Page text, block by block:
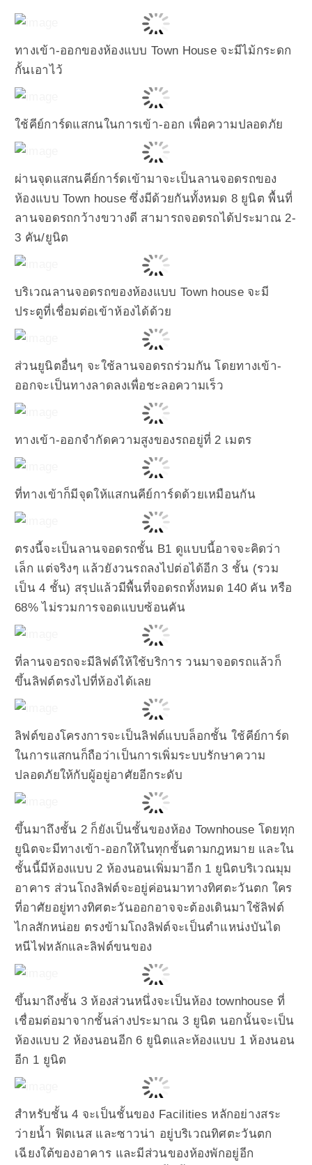
ทางเข้า-ออกของห้องแบบ Town House จะมีไม้กระดก
กั้นเอาไว้
ใช้คีย์การ์ดแสกนในการเข้า-ออก เพื่อความปลอดภัย
ผ่านจุดแสกนคีย์การ์ดเข้ามาจะเป็นลานจอดรถของ
ห้องแบบ Town house ซึ่งมีด้วยกันทั้งหมด 8 ยูนิต พื้นที่
ลานจอดรถกว้างขวางดี สามารถจอดรถได้ประมาณ 2-
3 คัน/ยูนิต
บริเวณลานจอดรถของห้องแบบ Town house จะมี
ประตูที่เชื่อมต่อเข้าห้องได้ด้วย
ส่วนยูนิตอื่นๆ จะใช้ลานจอดรถร่วมกัน โดยทางเข้า-
ออกจะเป็นทางลาดลงเพื่อชะลอความเร็ว
ทางเข้า-ออกจำกัดความสูงของรถอยู่ที่ 2 เมตร
ที่ทางเข้าก็มีจุดให้แสกนคีย์การ์ดด้วยเหมือนกัน
ตรงนี้จะเป็นลานจอดรถชั้น B1 ดูแบบนี้อาจจะคิดว่า
เล็ก แต่จริงๆ แล้วยังวนรถลงไปต่อได้อีก 3 ชั้น (รวม
เป็น 4 ชั้น) สรุปแล้วมีพื้นที่จอดรถทั้งหมด 140 คัน หรือ
68% ไม่รวมการจอดแบบซ้อนคัน
ที่ลานจอรถจะมีลิฟต์ให้ใช้บริการ วนมาจอดรถแล้วก็
ขึ้นลิฟต์ตรงไปที่ห้องได้เลย
ลิฟต์ของโครงการจะเป็นลิฟต์แบบล็อกชั้น ใช้คีย์การ์ด
ในการแสกนก็ถือว่าเป็นการเพิ่มระบบรักษาความ
ปลอดภัยให้กับผู้อยู่อาศัยอีกระดับ
ขึ้นมาถึงชั้น 2 ก็ยังเป็นชั้นของห้อง Townhouse โดยทุก
ยูนิตจะมีทางเข้า-ออกให้ในทุกชั้นตามกฎหมาย และใน
ชั้นนี้มีห้องแบบ 2 ห้องนอนเพิ่มมาอีก 1 ยูนิตบริเวณมุม
อาคาร ส่วนโถงลิฟต์จะอยู่ค่อนมาทางทิศตะวันตก ใคร
ที่อาศัยอยู่ทางทิศตะวันออกอาจจะต้องเดินมาใช้ลิฟต์
ไกลสักหน่อย ตรงข้ามโถงลิฟต์จะเป็นตำแหน่งบันได
หนีไฟหลักและลิฟต์ขนของ
ขึ้นมาถึงชั้น 3 ห้องส่วนหนึ่งจะเป็นห้อง townhouse ที่
เชื่อมต่อมาจากชั้นล่างประมาณ 3 ยูนิต นอกนั้นจะเป็น
ห้องแบบ 2 ห้องนอนอีก 6 ยูนิตและห้องแบบ 1 ห้องนอน
อีก 1 ยูนิต
สำหรับชั้น 4 จะเป็นชั้นของ Facilities หลักอย่างสระ
ว่ายน้ำ ฟิตเนส และซาวน่า อยู่บริเวณทิศตะวันตก
เฉียงใต้ของอาคาร และมีส่วนของห้องพักอยู่อีก